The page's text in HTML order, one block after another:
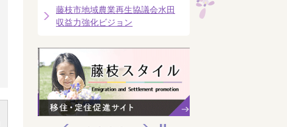
藤枝市地域農業再生協議会水田
収益力強化ビジョン